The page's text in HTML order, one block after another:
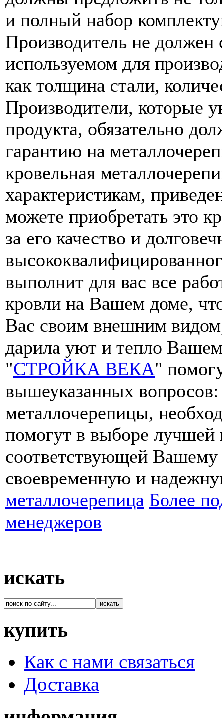
и полный набор
Производитель не
используемом для
как толщина стали,
Производители, которые
продукта, обязательно
гарантию на
кровельная
характеристикам,
можете приобретать это
за его качество и
выполнит для вас все
кровли на Вашем доме,
Вас своим внешним
дарила уют и тепло
"СТРОЙКА ВЕКА"
вышеуказанных вопросов:
металлочерепицы,
помогут в выборе лучшей
соответствующей
своевременную и
металлочерепица Более
менеджеров
искать
купить
Как с нами связаться
Доставка